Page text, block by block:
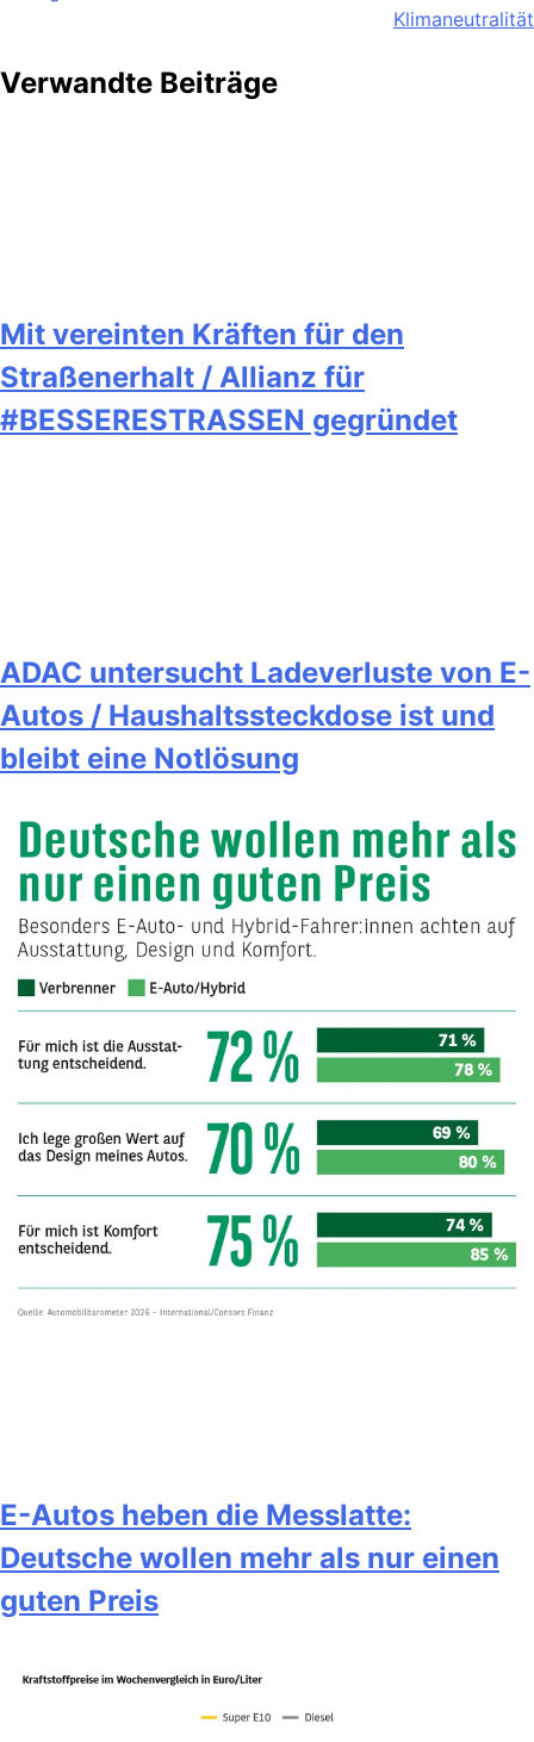
Klimaneutralität
Verwandte Beiträge
Mit vereinten Kräften für den
Straßenerhalt / Allianz für
#BESSERESTRASSEN gegründet
ADAC untersucht Ladeverluste von E-
Autos / Haushaltssteckdose ist und
bleibt eine Notlösung
E-Autos heben die Messlatte:
Deutsche wollen mehr als nur einen
guten Preis